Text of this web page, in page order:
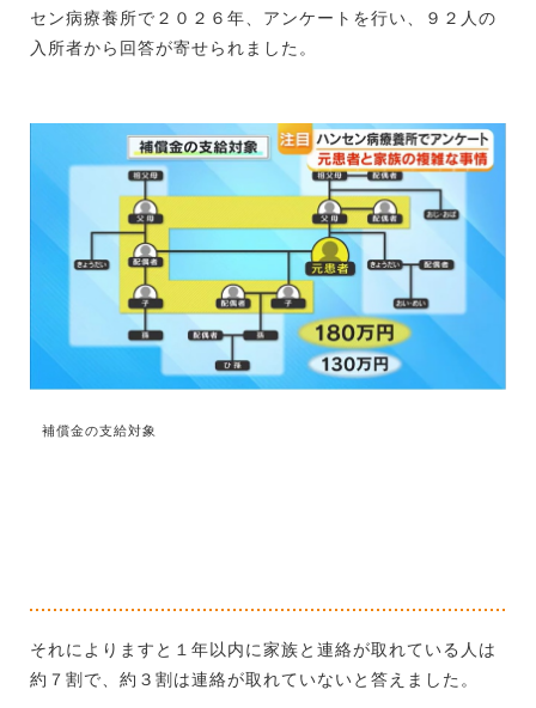
セン病療養所で２０２６年、アンケートを行い、９２人の
入所者から回答が寄せられました。
補償金の支給対象
それによりますと１年以内に家族と連絡が取れている人は
約７割で、約３割は連絡が取れていないと答えました。